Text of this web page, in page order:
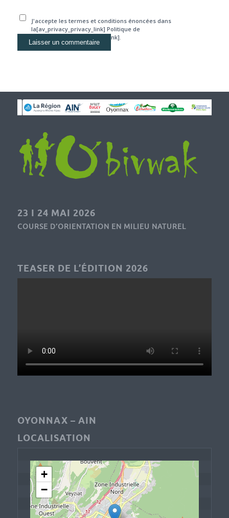
J'accepte les termes et conditions énoncées dans
la[av_privacy_privacy_link] Politique de
confidentialité[/av_privacy_link].
23 I 24 MAI 2026
COURSE D’ORIENTATION EN MILIEU NATUREL
TEASER DE L’ÉDITION 2026
OYONNAX – AIN
LOCALISATION
+
−